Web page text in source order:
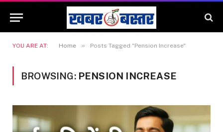
YOU ARE AT: Home » Posts Tagged "Pension Increase"
BROWSING: PENSION INCREASE